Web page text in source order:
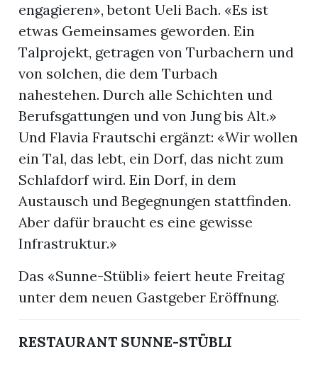
engagieren», betont Ueli Bach. «Es ist
etwas Gemeinsames geworden. Ein
Talprojekt, getragen von Turbachern und
von solchen, die dem Turbach
nahestehen. Durch alle Schichten und
Berufsgattungen und von Jung bis Alt.»
Und Flavia Frautschi ergänzt: «Wir wollen
ein Tal, das lebt, ein Dorf, das nicht zum
Schlafdorf wird. Ein Dorf, in dem
Austausch und Begegnungen stattfinden.
Aber dafür braucht es eine gewisse
Infrastruktur.»
Das «Sunne-Stübli» feiert heute Freitag
unter dem neuen Gastgeber Eröffnung.
RESTAURANT SUNNE-STÜBLI